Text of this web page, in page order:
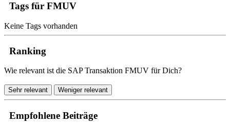
Tags für FMUV
Keine Tags vorhanden
Ranking
Wie relevant ist die SAP Transaktion FMUV für Dich?
Sehr relevant Weniger relevant
Empfohlene Beiträge